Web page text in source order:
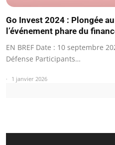
Go Invest 2024 : Plongée
l’événement phare du
EN BREF Date : 10 septembre
Défense Participants…
1 janvier 2026